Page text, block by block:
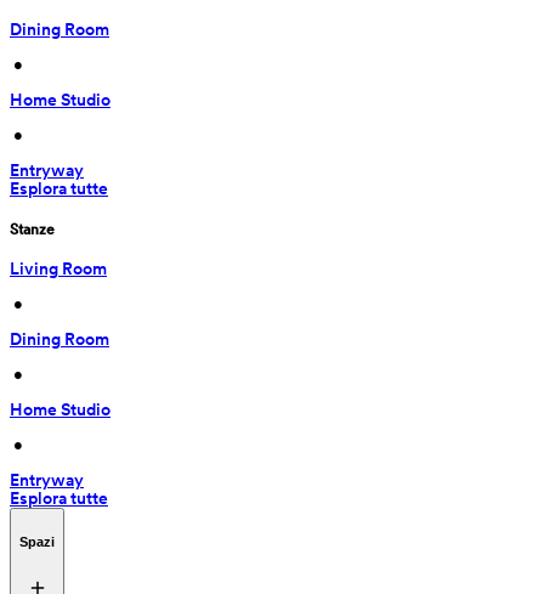
Dining Room
•
Home Studio
•
Entryway
Esplora tutte
Stanze
Living Room
•
Dining Room
•
Home Studio
•
Entryway
Esplora tutte
Spazi